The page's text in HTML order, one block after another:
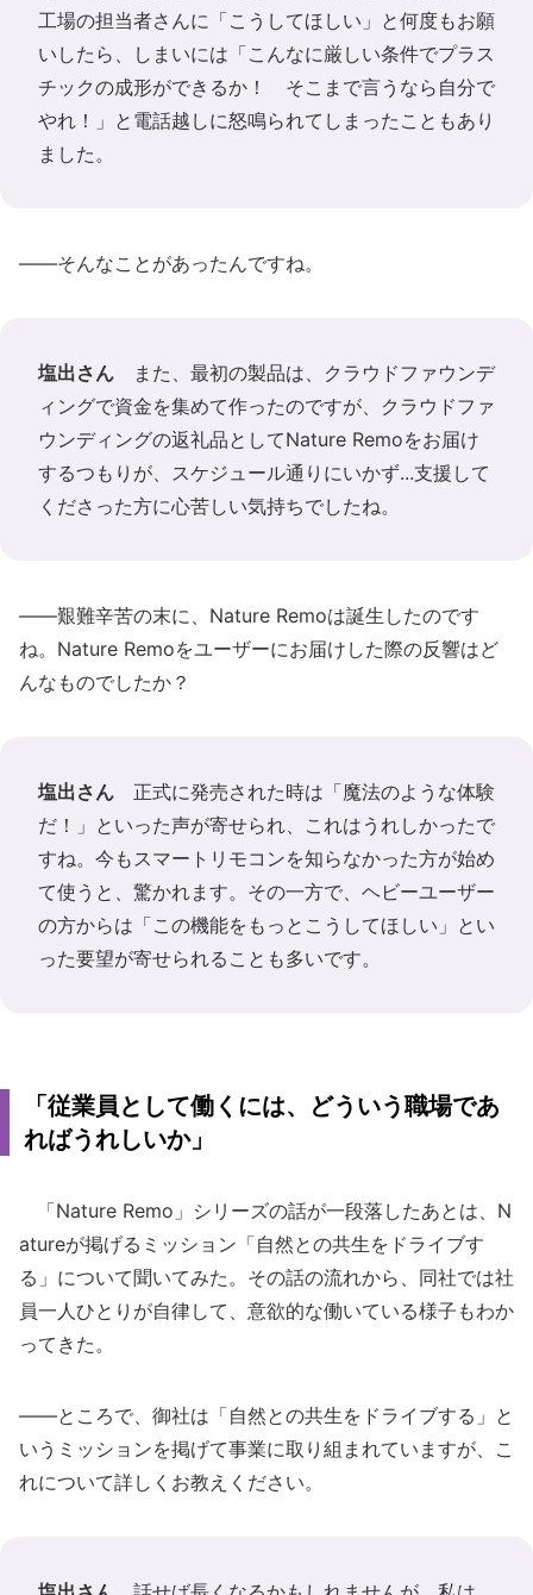
工場の担当者さんに「こうしてほしい」と何度もお願
いしたら、しまいには「こんなに厳しい条件でプラス
チックの成形ができるか！ そこまで言うなら自分で
やれ！」と電話越しに怒鳴られてしまったこともあり
ました。
――そんなことがあったんですね。
塩出さん また、最初の製品は、クラウドファウンデ
ィングで資金を集めて作ったのですが、クラウドファ
ウンディングの返礼品としてNature Remoをお届け
するつもりが、スケジュール通りにいかず...支援して
くださった方に心苦しい気持ちでしたね。
――艱難辛苦の末に、Nature Remoは誕生したのです
ね。Nature Remoをユーザーにお届けした際の反響はど
んなものでしたか？
塩出さん 正式に発売された時は「魔法のような体験
だ！」といった声が寄せられ、これはうれしかったで
すね。今もスマートリモコンを知らなかった方が始め
て使うと、驚かれます。その一方で、ヘビーユーザー
の方からは「この機能をもっとこうしてほしい」とい
った要望が寄せられることも多いです。
「従業員として働くには、どういう職場であ
ればうれしいか」
「Nature Remo」シリーズの話が一段落したあとは、N
atureが掲げるミッション「自然との共生をドライブす
る」について聞いてみた。その話の流れから、同社では社
員一人ひとりが自律して、意欲的な働いている様子もわか
ってきた。
――ところで、御社は「自然との共生をドライブする」と
いうミッションを掲げて事業に取り組まれていますが、こ
れについて詳しくお教えください。